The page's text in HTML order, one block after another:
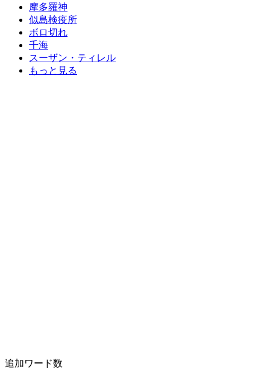
摩多羅神
似島検疫所
ボロ切れ
千海
スーザン・ティレル
もっと見る
追加ワード数